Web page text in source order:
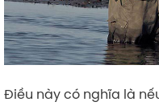
Điều này có nghĩa là